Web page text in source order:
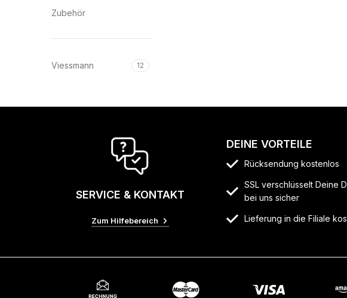
Zubehör
Viessmann 12
SERVICE & KONTAKT
Zum Hilfebereich
DEINE VORTEILE
Rücksendung kostenlos
SSL verschlüsselt Deine
bei uns sicher
Lieferung in die Filiale